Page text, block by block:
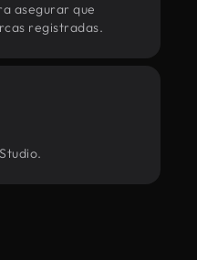
asegurar que
registradas.